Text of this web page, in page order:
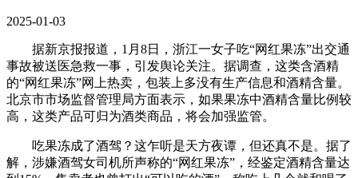
2025-01-03
据新京报报道，1月8日，浙江一女子吃“网红果冻”出交通
事故被送医急救一事，引发舆论关注。据调查，这类含酒精
的“网红果冻”网上热卖，包装上多没有生产信息和酒精含量。
北京市市场监督管理局方面表示，如果果冻中酒精含量比例较
高，这类产品可归为酒类商品，将会加强监管。
吃果冻成了酒驾？这乍听是天方夜谭，但还真不是。据了
解，涉嫌酒驾女司机所声称的“网红果冻”，经鉴定酒精含量达